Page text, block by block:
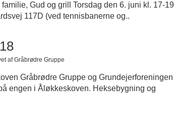
Gud og grill Torsdag den 6. juni kl. 17-19
117D (ved tennisbanerne og..
af Gråbrødre Gruppe
Gråbrødre Gruppe og Grundejerforeningen
engen i Åløkkeskoven. Heksebygning og